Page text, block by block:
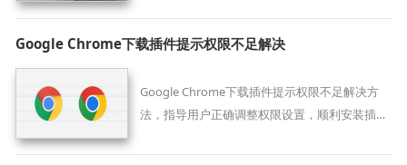
Google Chrome下载插件提示权限不足解决
Google Chrome下载插件提示权限不足解决方
法，指导用户正确调整权限设置，顺利安装插